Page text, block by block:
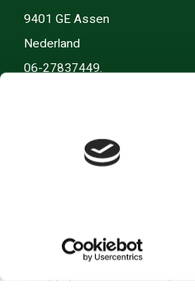
9401 GE Assen
Nederland
06-27837449.
© Copyright 2026 Art en Hobby -